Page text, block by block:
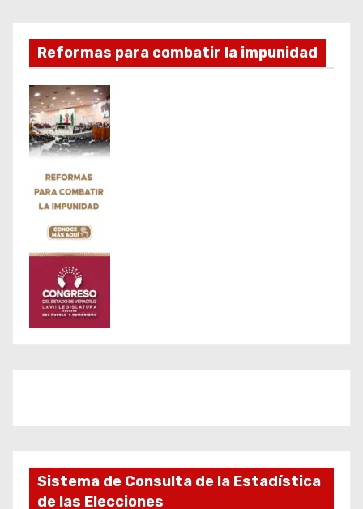
Reformas para combatir la impunidad
Sistema de Consulta de la Estadística
de las Elecciones